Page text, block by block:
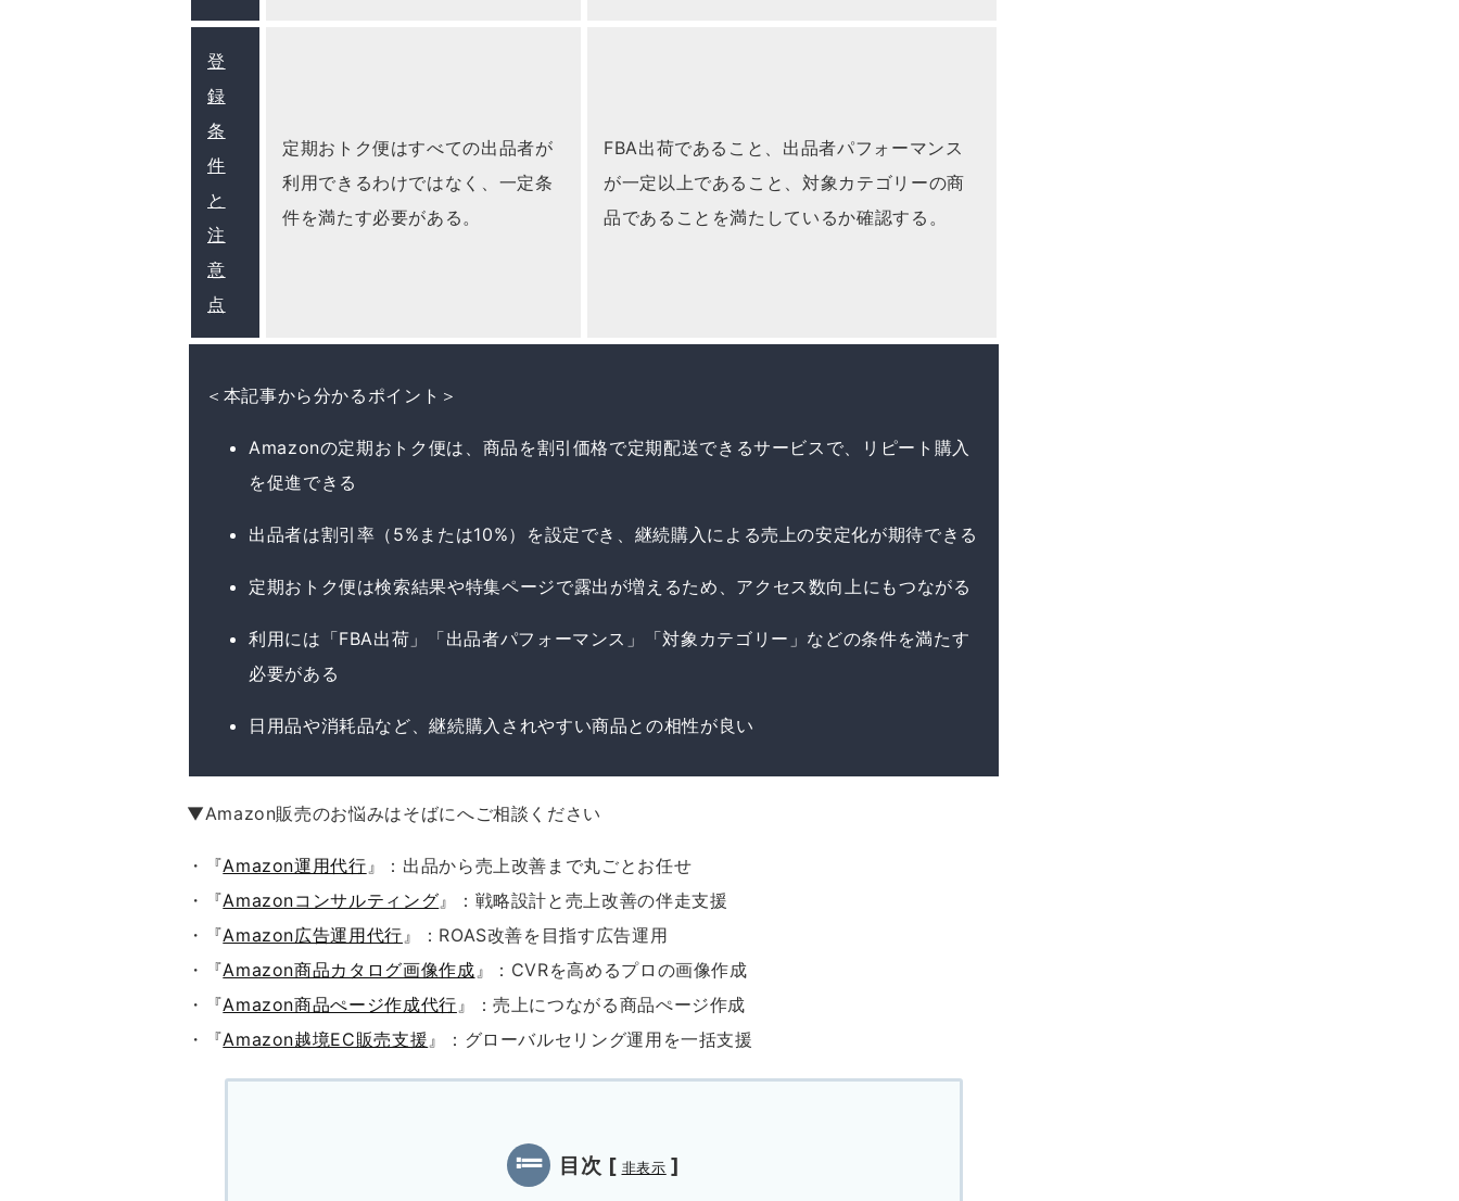
登
録
条
件
と
注
意
点
定期おトク便はすべての出品者が
利用できるわけではなく、一定条
件を満たす必要がある。
FBA出荷であること、出品者パフォーマンス
が一定以上であること、対象カテゴリーの商
品であることを満たしているか確認する。
＜本記事から分かるポイント＞
Amazonの定期おトク便は、商品を割引価格で定期配送できるサービスで、リピート購入
を促進できる
出品者は割引率（5%または10%）を設定でき、継続購入による売上の安定化が期待できる
定期おトク便は検索結果や特集ページで露出が増えるため、アクセス数向上にもつながる
利用には「FBA出荷」「出品者パフォーマンス」「対象カテゴリー」などの条件を満たす
必要がある
日用品や消耗品など、継続購入されやすい商品との相性が良い
▼Amazon販売のお悩みはそばにへご相談ください
・『Amazon運用代行』：出品から売上改善まで丸ごとお任せ
・『Amazonコンサルティング』：戦略設計と売上改善の伴走支援
・『Amazon広告運用代行』：ROAS改善を目指す広告運用
・『Amazon商品カタログ画像作成』：CVRを高めるプロの画像作成
・『Amazon商品ぺージ作成代行』：売上につながる商品ぺージ作成
・『Amazon越境EC販売支援』：グローバルセリング運用を一括支援
目次 [ 非表示 ]